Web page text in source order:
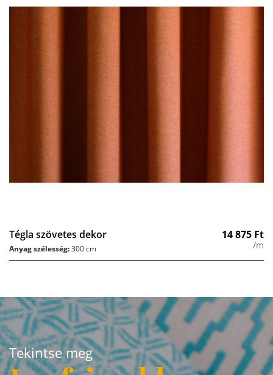
Tégla szövetes dekor 14 875 Ft
/m
Anyag szélesség:300 cm
Tekintse meg